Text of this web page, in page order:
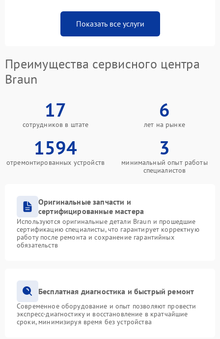
Показать все услуги
Преимущества сервисного центра
Braun
17
сотрудников в штате
6
лет на рынке
1594
отремонтированных устройств
3
минимальный опыт работы
специалистов
Оригинальные запчасти и
сертифицированные мастера
Используются оригинальные детали Braun и прошедшие
сертификацию специалисты, что гарантирует корректную
работу после ремонта и сохранение гарантийных
обязательств
Бесплатная диагностика и быстрый ремонт
Современное оборудование и опыт позволяют провести
экспресс-диагностику и восстановление в кратчайшие
сроки, минимизируя время без устройства